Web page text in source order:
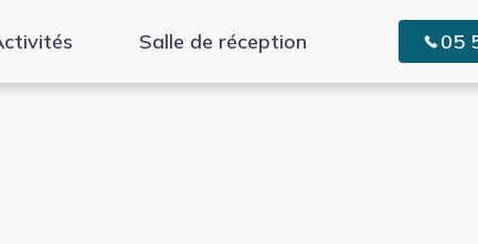
Salle de réception 05